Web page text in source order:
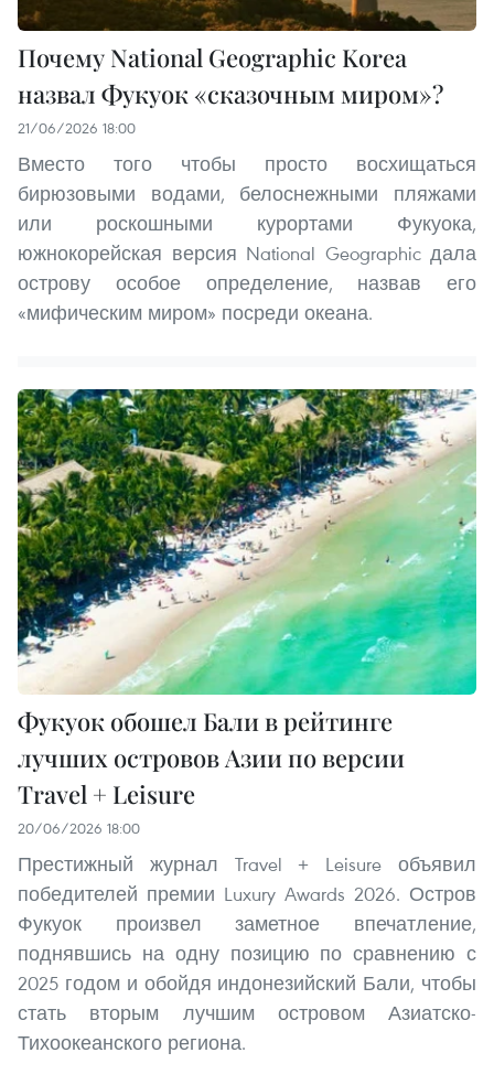
Почему National Geographic Korea
назвал Фукуок «сказочным миром»?
21/06/2026 18:00
Вместо того чтобы просто восхищаться
бирюзовыми водами, белоснежными пляжами
или роскошными курортами Фукуока,
южнокорейская версия National Geographic дала
острову особое определение, назвав его
«мифическим миром» посреди океана.
Фукуок обошел Бали в рейтинге
лучших островов Азии по версии
Travel + Leisure
20/06/2026 18:00
Престижный журнал Travel + Leisure объявил
победителей премии Luxury Awards 2026. Остров
Фукуок произвел заметное впечатление,
поднявшись на одну позицию по сравнению с
2025 годом и обойдя индонезийский Бали, чтобы
стать вторым лучшим островом Азиатско-
Тихоокеанского региона.